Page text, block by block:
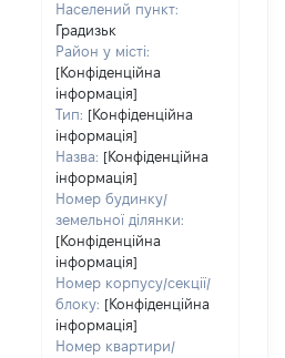
Населений пункт:
Градизьк
Район у місті:
[Конфіденційна
інформація]
Тип: [Конфіденційна
інформація]
Назва: [Конфіденційна
інформація]
Номер будинку/
земельної ділянки:
[Конфіденційна
інформація]
Номер корпусу/секції/
блоку: [Конфіденційна
інформація]
Номер квартири/